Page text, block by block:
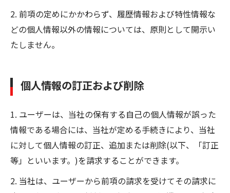
2. 前項の定めにかかわらず、履歴情報および特性情報な
どの個人情報以外の情報については、原則として開示い
たしません。
個人情報の訂正および削除
1. ユーザーは、当社の保有する自己の個人情報が誤った
情報である場合には、当社が定める手続きにより、当社
に対して個人情報の訂正、追加または削除(以下、「訂正
等」といいます。)を請求することができます。
2. 当社は、ユーザーから前項の請求を受けてその請求に